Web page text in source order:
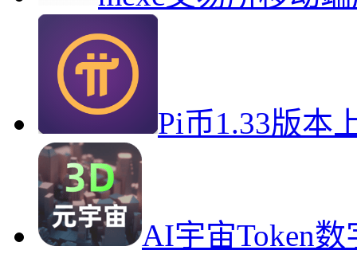
Pi币1.33版本
AI宇宙Token